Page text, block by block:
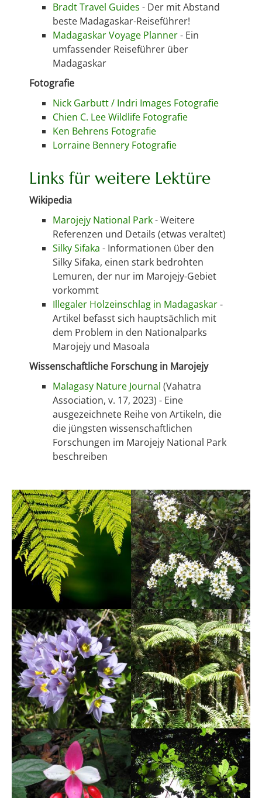
Bradt Travel Guides - Der mit Abstand
beste Madagaskar-Reiseführer!
Madagaskar Voyage Planner- Ein
umfassender Reiseführer über
Madagaskar
Fotografie
Nick Garbutt / Indri Images Fotografie
Chien C. Lee Wildlife Fotografie
Ken Behrens Fotografie
Lorraine Bennery Fotografie
Links für weitere Lektüre
Wikipedia
Marojejy National Park- Weitere
Referenzen und Details (etwas veraltet)
Silky Sifaka - Informationen über den
Silky Sifaka, einen stark bedrohten
Lemuren, der nur im Marojejy-Gebiet
vorkommt
Illegaler Holzeinschlag in Madagaskar-
Artikel befasst sich hauptsächlich mit
dem Problem in den Nationalparks
Marojejy und Masoala
Wissenschaftliche Forschung in Marojejy
Malagasy Nature Journal (Vahatra
Association, v. 17, 2023) - Eine
ausgezeichnete Reihe von Artikeln, die
die jüngsten wissenschaftlichen
Forschungen im Marojejy National Park
beschreiben